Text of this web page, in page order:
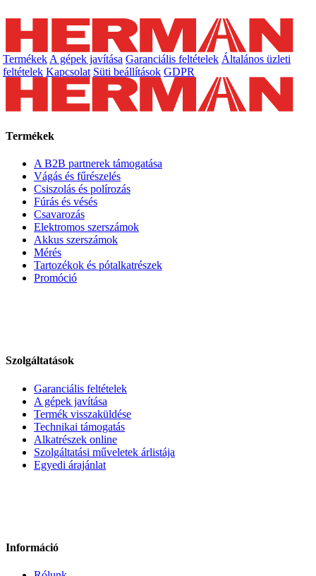
Termékek A gépek javítása Garanciális feltételek Általános üzleti
feltételek Kapcsolat Süti beállítások GDPR
Termékek
A B2B partnerek támogatása
Vágás és fűrészelés
Csiszolás és polírozás
Fúrás és vésés
Csavarozás
Elektromos szerszámok
Akkus szerszámok
Mérés
Tartozékok és pótalkatrészek
Promóció
Szolgáltatások
Garanciális feltételek
A gépek javítása
Termék visszaküldése
Technikai támogatás
Alkatrészek online
Szolgáltatási műveletek árlistája
Egyedi árajánlat
Információ